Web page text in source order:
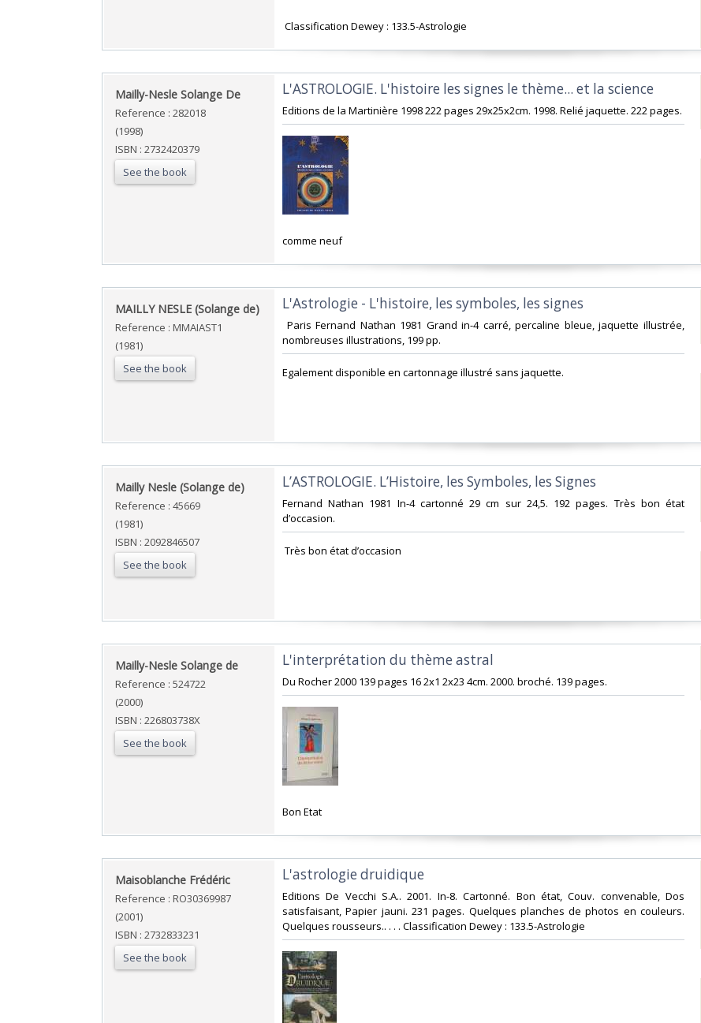
‎ Classification Dewey : 133.5-Astrologie‎
‎Mailly-Nesle Solange De‎
Reference : 282018
(1998)
ISBN : 2732420379
See the book
‎L'ASTROLOGIE. L'histoire les signes le thème... et la science‎
‎Editions de la Martinière 1998 222 pages 29x25x2cm. 1998. Relié jaquette. 222 pages.‎
‎comme neuf‎
‎MAILLY NESLE (Solange de)‎
Reference : MMAIAST1
(1981)
See the book
‎L'Astrologie - L'histoire, les symboles, les signes‎
‎ Paris Fernand Nathan 1981 Grand in-4 carré, percaline bleue, jaquette illustrée,
nombreuses illustrations, 199 pp. ‎
‎Egalement disponible en cartonnage illustré sans jaquette.‎
‎Mailly Nesle (Solange de)‎
Reference : 45669
(1981)
ISBN : 2092846507
See the book
‎L’ASTROLOGIE. L’Histoire, les Symboles, les Signes‎
‎Fernand Nathan 1981 In-4 cartonné 29 cm sur 24,5. 192 pages. Très bon état
d’occasion.‎
‎ Très bon état d’occasion ‎
‎Mailly-Nesle Solange de‎
Reference : 524722
(2000)
ISBN : 226803738X
See the book
‎L'interprétation du thème astral‎
‎Du Rocher 2000 139 pages 16 2x1 2x23 4cm. 2000. broché. 139 pages.‎
‎Bon Etat‎
‎Maisoblanche Frédéric‎
Reference : RO30369987
(2001)
ISBN : 2732833231
See the book
‎L'astrologie druidique‎
‎Editions De Vecchi S.A.. 2001. In-8. Cartonné. Bon état, Couv. convenable, Dos
satisfaisant, Papier jauni. 231 pages. Quelques planches de photos en couleurs.
Quelques rousseurs.. . . . Classification Dewey : 133.5-Astrologie‎